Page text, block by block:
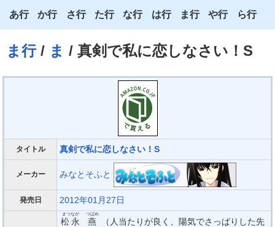
ま行/ ま / 真剣で私に恋しなさい！S
あ行
い
か行
き
さ行
し
た行
ち
な行
に
ぬ
ね
の
は行
ひ
ふ
ま行
み
や行
ゆ
ら行
り
タイトル 真剣で私に恋しなさい！S
メーカー みなとそふと
発売日 2012年01月27日
松永
まつなが
燕
つばめ
（人当たりが良く、陽気でさっぱりした先